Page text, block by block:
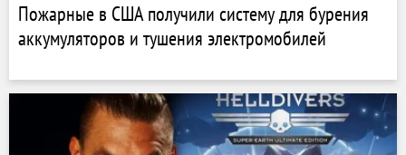
Пожарные в США получили систему для бурения
аккумуляторов и тушения электромобилей